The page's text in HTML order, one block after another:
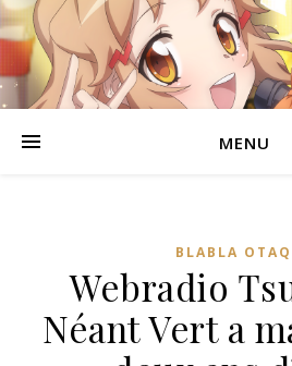
MENU
BLABLA
Webradio
Néant Vert a